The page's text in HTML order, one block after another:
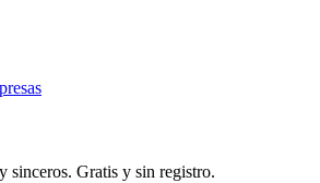
sinceros. Gratis y sin registro.